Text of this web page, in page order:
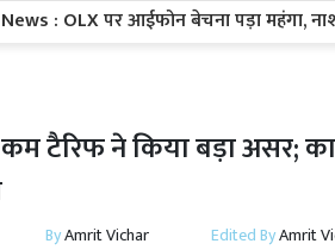
OLX पर आईफोन बेचना पड़ा महंगा, नाश्ता
टैरिफ ने किया बड़ा असर;
ByAmrit Vichar Edited ByAmrit